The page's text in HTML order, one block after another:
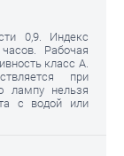
0,9. Индекс
Рабочая
класс A.
при
лампу нельзя
с водой или